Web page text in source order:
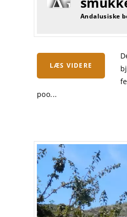
Andalusiske
LÆS VIDERE
poo...